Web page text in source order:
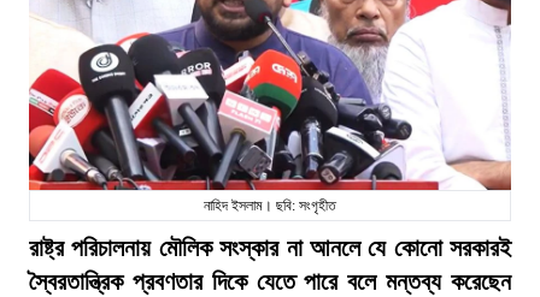
নাহিদ ইসলাম। ছবি: সংগৃহীত
রাষ্ট্র পরিচালনায় মৌলিক সংস্কার না আনলে যে কোনো সরকারই
স্বৈরতান্ত্রিক প্রবণতার দিকে যেতে পারে বলে মন্তব্য করেছেন